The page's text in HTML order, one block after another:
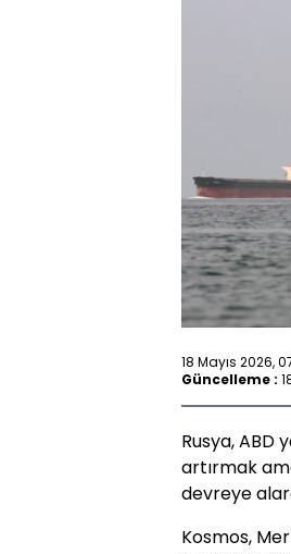
18 Mayıs 2026,
Güncelleme :
Rusya, ABD
artırmak
devreye
Kosmos,